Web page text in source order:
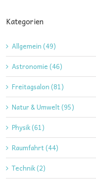
Kategorien
Allgemein (49)
Astronomie (46)
Freitagsalon (81)
Natur & Umwelt (95)
Physik (61)
Raumfahrt (44)
Technik (2)